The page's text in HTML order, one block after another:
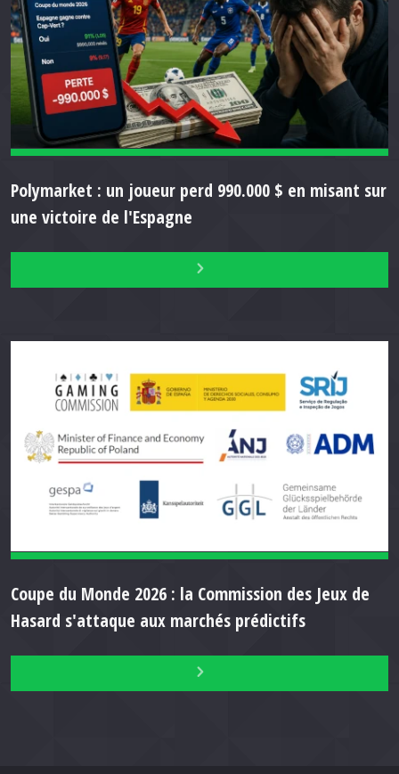
Polymarket : un joueur perd 990.000 $ en misant sur
une victoire de l'Espagne
Coupe du Monde 2026 : la Commission des Jeux de
Hasard s'attaque aux marchés prédictifs